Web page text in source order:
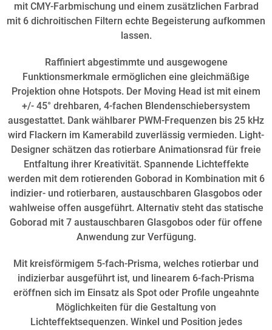
mit CMY-Farbmischung und einem zusätzlichen Farbrad
mit 6 dichroitischen Filtern echte Begeisterung aufkommen
lassen.
Raffiniert abgestimmte und ausgewogene
Funktionsmerkmale ermöglichen eine gleichmäßige
Projektion ohne Hotspots. Der Moving Head ist mit einem
+/- 45° drehbaren, 4-fachen Blendenschiebersystem
ausgestattet. Dank wählbarer PWM-Frequenzen bis 25 kHz
wird Flackern im Kamerabild zuverlässig vermieden. Light-
Designer schätzen das rotierbare Animationsrad für freie
Entfaltung ihrer Kreativität. Spannende Lichteffekte
werden mit dem rotierenden Goborad in Kombination mit 6
indizier- und rotierbaren, austauschbaren Glasgobos oder
wahlweise offen ausgeführt. Alternativ steht das statische
Goborad mit 7 austauschbaren Glasgobos oder für offene
Anwendung zur Verfügung.
Mit kreisförmigem 5-fach-Prisma, welches rotierbar und
indizierbar ausgeführt ist, und linearem 6-fach-Prisma
eröffnen sich im Einsatz als Spot oder Profile ungeahnte
Möglichkeiten für die Gestaltung von
Lichteffektsequenzen. Winkel und Position jedes